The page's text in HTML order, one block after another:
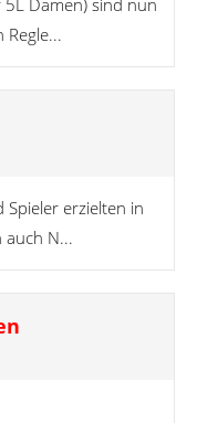
Spieler erzielten in
auch N...